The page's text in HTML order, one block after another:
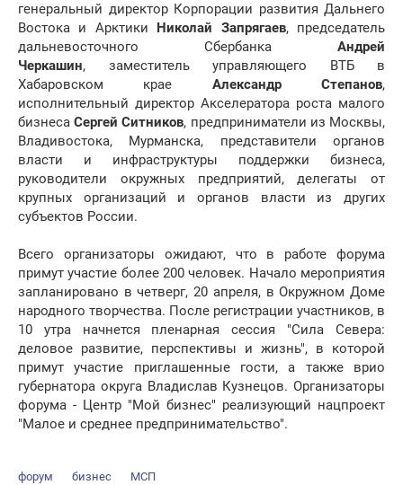
генеральный директор Корпорации развития Дальнего
Востока и Арктики
Николай Запрягаев, председатель
дальневосточного Сбербанка Андрей
Черкашин, заместитель управляющего ВТБ в
Хабаровском крае Александр Степанов,
исполнительный директор Акселератора роста малого
бизнесаСергей Ситников, предприниматели из Москвы,
Владивостока, Мурманска, представители органов
власти и инфраструктуры поддержки бизнеса,
руководители окружных предприятий, делегаты от
крупных организаций и органов власти из других
субъектов России.
Всего организаторы ожидают, что в работе форума
примут участие более 200 человек. Начало мероприятия
запланировано в четверг, 20 апреля, в Окружном Доме
народного творчества. После регистрации участников, в
10 утра начнется пленарная сессия "Сила Севера:
деловое развитие, перспективы и жизнь", в которой
примут участие приглашенные гости, а также врио
губернатора округа Владислав Кузнецов. Организаторы
форума - Центр "Мой бизнес" реализующий нацпроект
"Малое и среднее предпринимательство".
форум бизнес МСП